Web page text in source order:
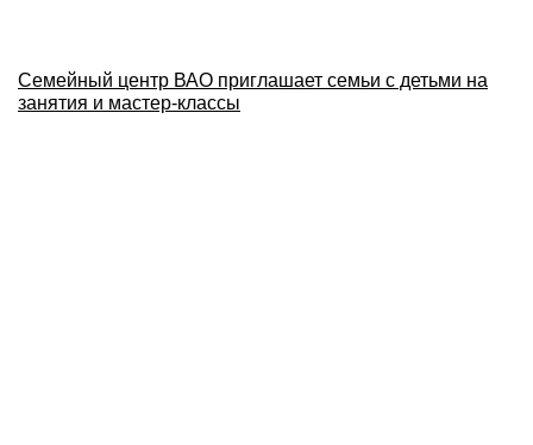
Семейный центр ВАО приглашает семьи с детьми на
занятия и мастер-классы